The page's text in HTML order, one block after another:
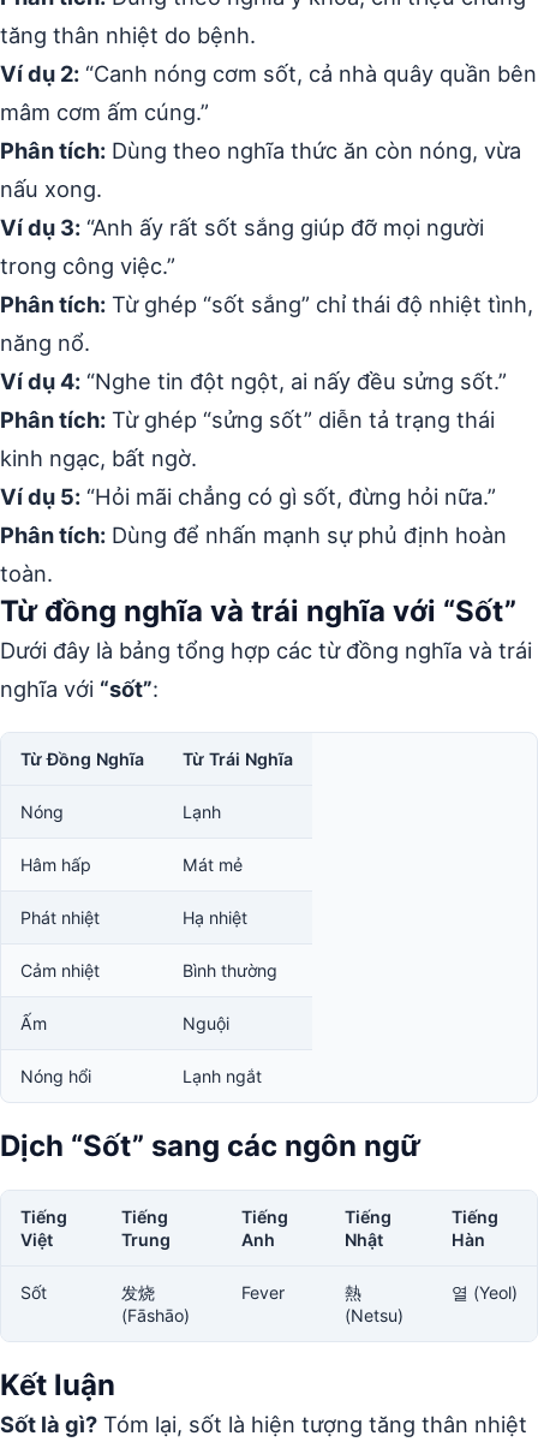
tăng thân nhiệt do bệnh.
Ví dụ 2: “Canh nóng cơm sốt, cả nhà quây quần bên
mâm cơm ấm cúng.”
Phân tích: Dùng theo nghĩa thức ăn còn nóng, vừa
nấu xong.
Ví dụ 3: “Anh ấy rất sốt sắng giúp đỡ mọi người
trong công việc.”
Phân tích: Từ ghép “sốt sắng” chỉ thái độ nhiệt tình,
năng nổ.
Ví dụ 4: “Nghe tin đột ngột, ai nấy đều sửng sốt.”
Phân tích: Từ ghép “sửng sốt” diễn tả trạng thái
kinh ngạc, bất ngờ.
Ví dụ 5: “Hỏi mãi chẳng có gì sốt, đừng hỏi nữa.”
Phân tích: Dùng để nhấn mạnh sự phủ định hoàn
toàn.
Từ đồng nghĩa và trái nghĩa với “Sốt”
Dưới đây là bảng tổng hợp các từ đồng nghĩa và trái
nghĩa với “sốt”:
Từ Đồng Nghĩa Từ Trái Nghĩa
Nóng Lạnh
Hâm hấp Mát mẻ
Phát nhiệt Hạ nhiệt
Cảm nhiệt Bình thường
Ấm Nguội
Nóng hổi Lạnh ngắt
Dịch “Sốt” sang các ngôn ngữ
Tiếng
Việt
Tiếng
Trung
Tiếng
Anh
Tiếng
Nhật
Tiếng
Hàn
Sốt
发烧
(Fāshāo)
Fever
熱
(Netsu)
열 (Yeol)
Kết luận
Sốt là gì? Tóm lại, sốt là hiện tượng tăng thân nhiệt